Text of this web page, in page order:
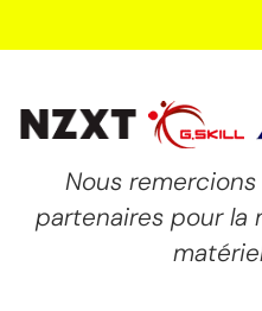
Nous
partenaires pour la